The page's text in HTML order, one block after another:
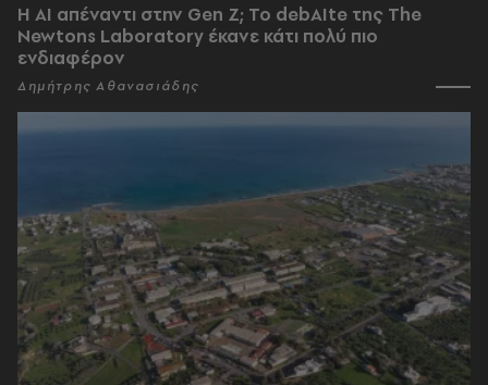
Η AI απέναντι στην Gen Z; Το debAIte της The
Newtons Laboratory έκανε κάτι πολύ πιο
ενδιαφέρον
Δημήτρης Αθανασιάδης